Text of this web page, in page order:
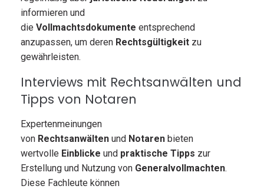
informieren und
die Vollmachtsdokumente entsprechend
anzupassen, um deren Rechtsgültigkeit zu
gewährleisten.
Interviews mit Rechtsanwälten und
Tipps von Notaren
Expertenmeinungen
von Rechtsanwälten und Notaren bieten
wertvolle Einblicke und praktische Tipps zur
Erstellung und Nutzung von Generalvollmachten.
Diese Fachleute können